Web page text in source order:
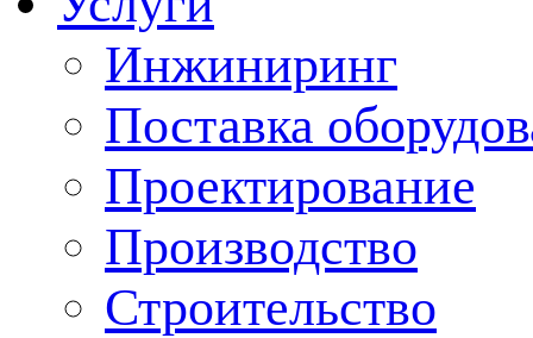
Инжиниринг
Поставка
Проектирование
Производство
Строительство